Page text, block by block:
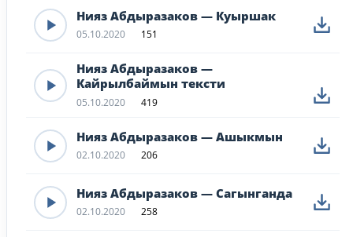
Нияз Абдыразаков — Куыршак
05.10.2020 151
Нияз Абдыразаков —
Кайрылбаймын тексти
05.10.2020 419
Нияз Абдыразаков — Ашыкмын
02.10.2020 206
Нияз Абдыразаков — Сагынганда
02.10.2020 258